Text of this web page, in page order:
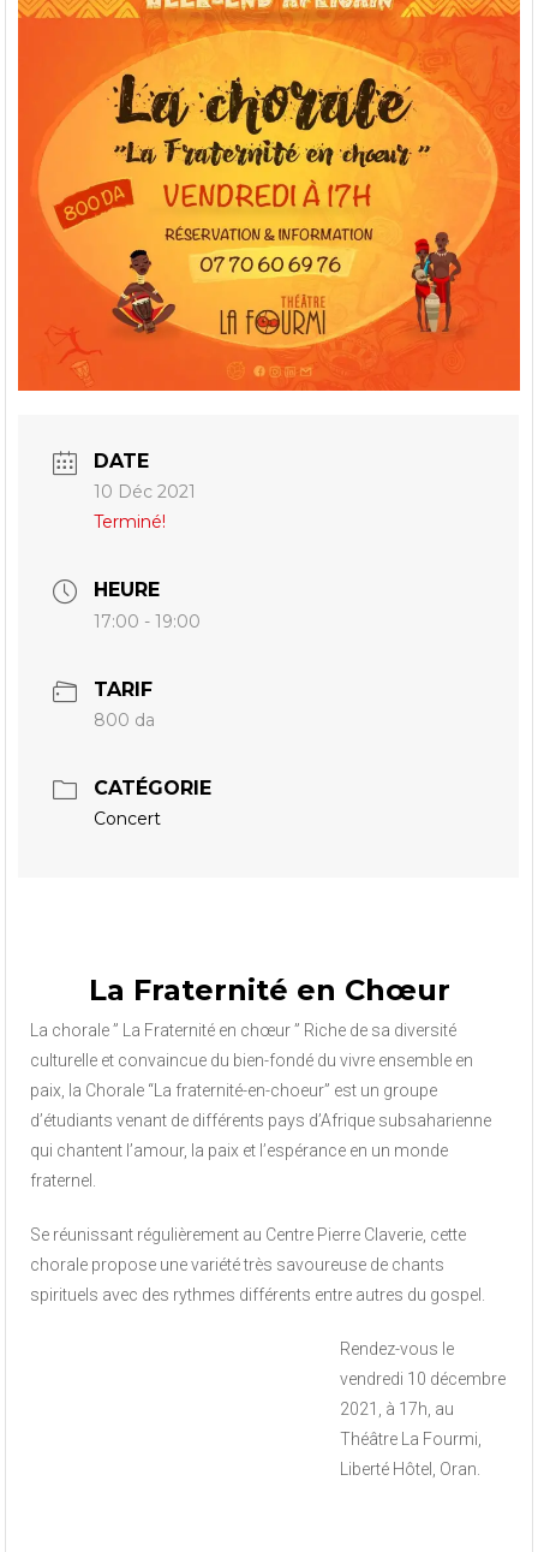
DATE
10 Déc 2021
Terminé!
HEURE
17:00 - 19:00
TARIF
800 da
CATÉGORIE
Concert
La Fraternité en Chœur
La chorale ” La Fraternité en chœur ” Riche de sa diversité
culturelle et convaincue du bien-fondé du vivre ensemble en
paix, la Chorale “La fraternité-en-choeur” est un groupe
d’étudiants venant de différents pays d’Afrique subsaharienne
qui chantent l’amour, la paix et l’espérance en un monde
fraternel.
Se réunissant régulièrement au Centre Pierre Claverie, cette
chorale propose une variété très savoureuse de chants
spirituels avec des rythmes différents entre autres du gospel.
Rendez-vous le
vendredi 10 décembre
2021, à 17h, au
Théâtre La Fourmi,
Liberté Hôtel, Oran.